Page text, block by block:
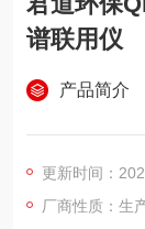
谱联用仪
产品简介
更新时间：
厂商性质：生